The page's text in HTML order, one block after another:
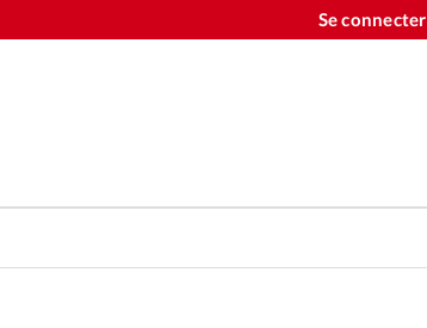
Se connecter